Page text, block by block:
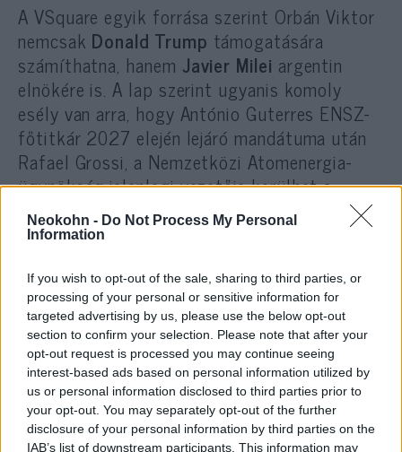
Neokohn - Do Not Process My Personal
Information
If you wish to opt-out of the sale, sharing to third parties, or
processing of your personal or sensitive information for
targeted advertising by us, please use the below opt-out
section to confirm your selection. Please note that after your
opt-out request is processed you may continue seeing
interest-based ads based on personal information utilized by
us or personal information disclosed to third parties prior to
your opt-out. You may separately opt-out of the further
disclosure of your personal information by third parties on the
IAB’s list of downstream participants. This information may
A VSquare egyik forrása szerint Orbán Viktor
nemcsak Donald Trump támogatására
számíthatna, hanem Javier Milei argentin
elnökére is. A lap szerint ugyanis komoly
esély van arra, hogy António Guterres ENSZ-
főtitkár 2027 elején lejáró mandátuma után
Rafael Grossi, a Nemzetközi Atomenergia-
ügynökség jelenlegi vezetője kerülhet a
világszervezet élére. Grossit a cikk Mileihez
közel álló szereplőként írja le.
Izraelben már aggódnak, hogy egy
zsidó nő lehet a következő ENSZ-
főtitkár
Panyi Szabolcs már április végén arról
számolt be, hogy Orbán Viktor a nyáron az